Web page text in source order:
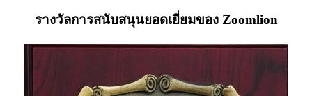
รางวัลการสนับสนุนยอดเยี่ยมของ Zoomlion